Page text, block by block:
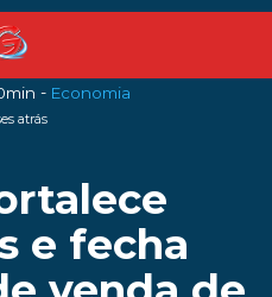
- Economia
atrás
e fecha